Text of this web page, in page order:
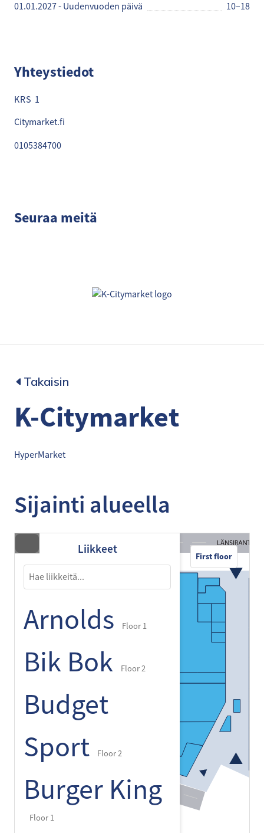
01.01.2027 - Uudenvuoden päivä
10–18
Yhteystiedot
KRS 1
Citymarket.fi
0105384700
Seuraa meitä
Takaisin
K-Citymarket
HyperMarket
Sijainti alueella
Liikkeet
Arnolds Floor 1
Bik Bok Floor 2
Budget
Sport
Floor 2
Burger King
Floor 1
First floor